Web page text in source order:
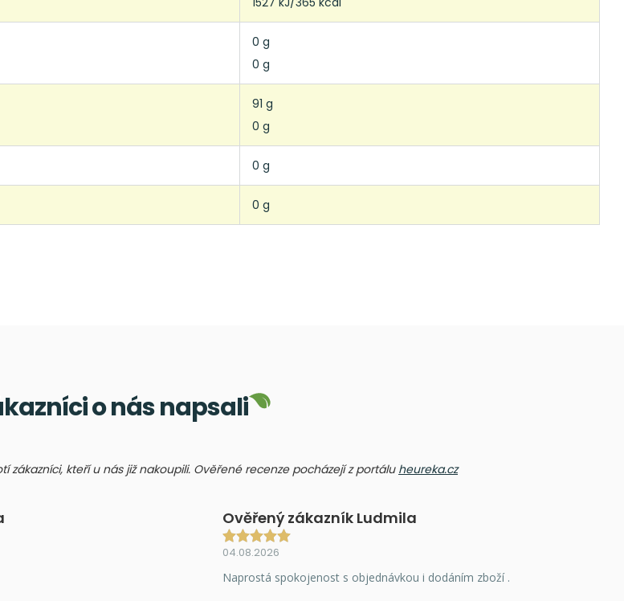
0 g
0 g
91 g
0 g
0 g
0 g
o nás napsali
zákazníci, kteří u nás již nakoupili. Ověřené recenze pocházejí z portálu heureka.cz
Ověřený zákazník Ludmila
04.08.2026
Naprostá spokojenost s objednávkou i dodáním zboží .